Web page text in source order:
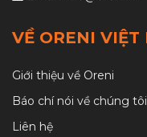
VỀ ORENI VIỆT
Giới thiệu về Oreni
Báo chí nói về chúng tôi
Liên hệ